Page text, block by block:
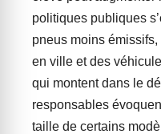
politiques publiques
pneus moins
en ville et des
qui montent dans le
responsables
taille de certains